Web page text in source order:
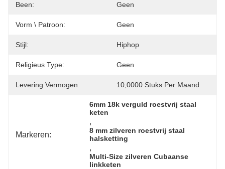
Been: Geen
Vorm \ Patroon: Geen
Stijl: Hiphop
Religieus Type: Geen
Levering Vermogen: 10,0000 Stuks Per Maand
Markeren:
6mm 18k verguld roestvrij staal
keten
,
8 mm zilveren roestvrij staal
halsketting
,
Multi-Size zilveren Cubaanse
linkketen